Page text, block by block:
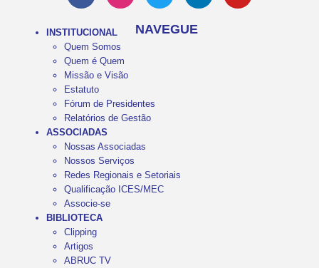
NAVEGUE
INSTITUCIONAL
Quem Somos
Quem é Quem
Missão e Visão
Estatuto
Fórum de Presidentes
Relatórios de Gestão
ASSOCIADAS
Nossas Associadas
Nossos Serviços
Redes Regionais e Setoriais
Qualificação ICES/MEC
Associe-se
BIBLIOTECA
Clipping
Artigos
ABRUC TV